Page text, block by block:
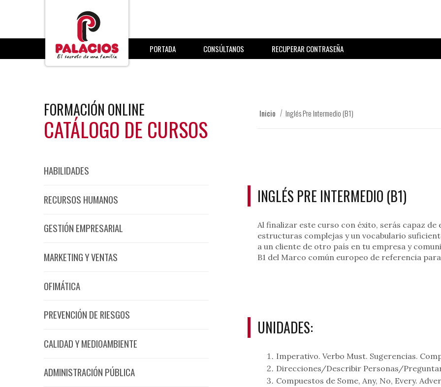
PORTADA CONSÚLTANOS RECUPERAR CONTRASEÑA
CATÁLOGO DE CURSOS
FORMACIÓN ONLINE
HABILIDADES
RECURSOS HUMANOS
GESTIÓN EMPRESARIAL
MARKETING Y VENTAS
OFIMÁTICA
PREVENCIÓN DE RIESGOS
CALIDAD Y MEDIOAMBIENTE
ADMINISTRACIÓN PÚBLICA
Inicio Inglés Pre Intermedio (B1)
INGLÉS PRE INTERMEDIO (B1)
Al finalizar este curso con éxito, serás capaz
estructuras complejas y un vocabulario
a un cliente de otro país en tu empresa y
B1 del Marco común europeo de referencia
UNIDADES:
Imperativo. Verbo Must. Sugerencias.
Direcciones/Describir Personas/
Compuestos de Some, Any, No, Every.